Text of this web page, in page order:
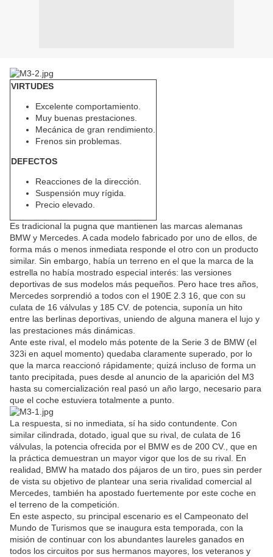
VIRTUDES
Excelente comportamiento.
Muy buenas prestaciones.
Mecánica de gran rendimiento.
Frenos sin problemas.
DEFECTOS
Reacciones de la dirección.
Suspensión muy rígida.
Precio elevado.
Es tradicional la pugna que mantienen las marcas alemanas
BMW y Mercedes. A cada modelo fabricado por uno de ellos, de
forma más o menos inmediata responde el otro con un producto
similar. Sin embargo, había un terreno en el que la marca de la
estrella no había mostrado especial interés: las versiones
deportivas de sus modelos más pequeños. Pero hace tres años,
Mercedes sorprendió a todos con el 190E 2.3 16, que con su
culata de 16 válvulas y 185 CV. de potencia, suponía un hito
entre las berlinas deportivas, uniendo de alguna manera el lujo y
las prestaciones más dinámicas.
Ante este rival, el modelo más potente de la Serie 3 de BMW (el
323i en aquel momento) quedaba claramente superado, por lo
que la marca reaccionó rápidamente; quizá incluso de forma un
tanto precipitada, pues desde al anuncio de la aparición del M3
hasta su comercialización real pasó un año largo, necesario para
que el coche estuviera totalmente a punto.
La respuesta, si no inmediata, sí ha sido contundente. Con
similar cilindrada, dotado, igual que su rival, de culata de 16
válvulas, la potencia ofrecida por el BMW es de 200 CV., que en
la práctica demuestran un mayor vigor que los de su rival. En
realidad, BMW ha matado dos pájaros de un tiro, pues sin perder
de vista su objetivo de plantear una seria rivalidad comercial al
Mercedes, también ha apostado fuertemente por este coche en
el terreno de la competición.
En este aspecto, su principal escenario es el Campeonato del
Mundo de Turismos que se inaugura esta temporada, con la
misión de continuar con los abundantes laureles ganados en
todos los circuitos por sus hermanos mayores, los veteranos y